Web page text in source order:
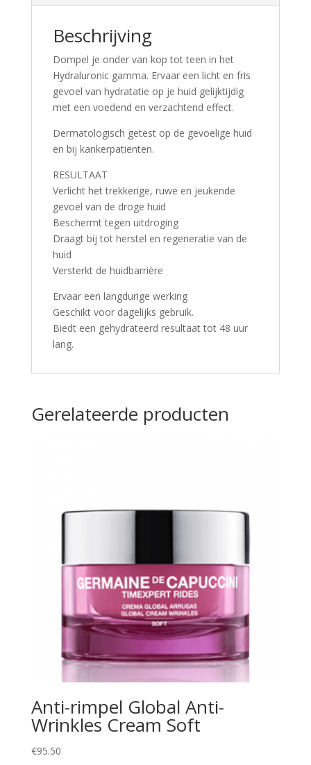
Beschrijving
Dompel je onder van kop tot teen in het
Hydraluronic gamma. Ervaar een licht en fris
gevoel van hydratatie op je huid gelijktijdig
met een voedend en verzachtend effect.
Dermatologisch getest op de gevoelige huid
en bij kankerpatiënten.
RESULTAAT
Verlicht het trekkerige, ruwe en jeukende
gevoel van de droge huid
Beschermt tegen uitdroging
Draagt bij tot herstel en regeneratie van de
huid
Versterkt de huidbarrière
Ervaar een langdurige werking
Geschikt voor dagelijks gebruik.
Biedt een gehydrateerd resultaat tot 48 uur
lang.
Gerelateerde producten
Anti-rimpel Global Anti-
Wrinkles Cream Soft
€95.50